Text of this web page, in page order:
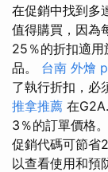
在促銷中找到多
值得購買，因為
25％的折扣適
品。 台南 外燴
了執行折扣，必
推拿推薦 在
3％的訂單價格。
促銷代碼可節省
以查看使用和預